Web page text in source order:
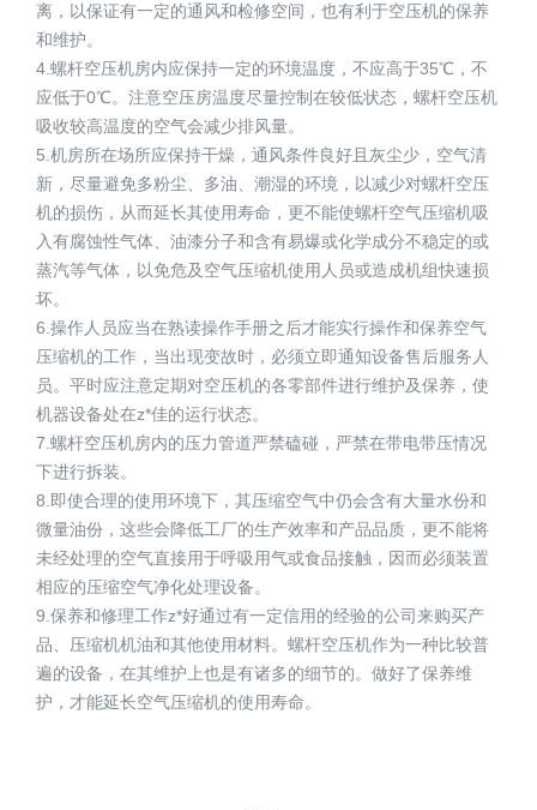
离，以保证有一定的通风和检修空间，也有利于空压机的保养
和维护。
4.螺杆空压机房内应保持一定的环境温度，不应高于35℃，不
应低于0℃。注意空压房温度尽量控制在较低状态，螺杆空压机
吸收较高温度的空气会减少排风量。
5.机房所在场所应保持干燥，通风条件良好且灰尘少，空气清
新，尽量避免多粉尘、多油、潮湿的环境，以减少对螺杆空压
机的损伤，从而延长其使用寿命，更不能使螺杆空气压缩机吸
入有腐蚀性气体、油漆分子和含有易爆或化学成分不稳定的或
蒸汽等气体，以免危及空气压缩机使用人员或造成机组快速损
坏。
6.操作人员应当在熟读操作手册之后才能实行操作和保养空气
压缩机的工作，当出现变故时，必须立即通知设备售后服务人
员。平时应注意定期对空压机的各零部件进行维护及保养，使
机器设备处在z*佳的运行状态。
7.螺杆空压机房内的压力管道严禁磕碰，严禁在带电带压情况
下进行拆装。
8.即使合理的使用环境下，其压缩空气中仍会含有大量水份和
微量油份，这些会降低工厂的生产效率和产品品质，更不能将
未经处理的空气直接用于呼吸用气或食品接触，因而必须装置
相应的压缩空气净化处理设备。
9.保养和修理工作z*好通过有一定信用的经验的公司来购买产
品、压缩机机油和其他使用材料。螺杆空压机作为一种比较普
遍的设备，在其维护上也是有诸多的细节的。做好了保养维
护，才能延长空气压缩机的使用寿命。